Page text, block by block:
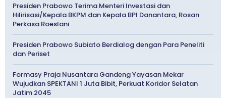
Presiden Prabowo Terima Menteri Investasi dan
Hilirisasi/Kepala BKPM dan Kepala BPI Danantara, Rosan
Perkasa Roeslani
Presiden Prabowo Subiato Berdialog dengan Para Peneliti
dan Periset
Formasy Praja Nusantara Gandeng Yayasan Mekar
Wujudkan SPEKTANI 1 Juta Bibit, Perkuat Koridor Selatan
Jatim 2045